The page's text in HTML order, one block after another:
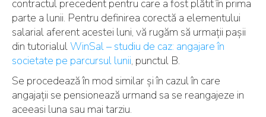
contractul precedent pentru care a fost plătit în prima
parte a lunii. Pentru definirea corectă a elementului
salarial aferent acestei luni, vă rugăm să urmații pașii
din tutorialulWinSal – studiu de caz: angajare în
societate pe parcursul lunii, punctul B.
Se procedează în mod similar și în cazul în care
angajații se pensionează urmand sa se reangajeze in
aceeasi luna sau mai tarziu.